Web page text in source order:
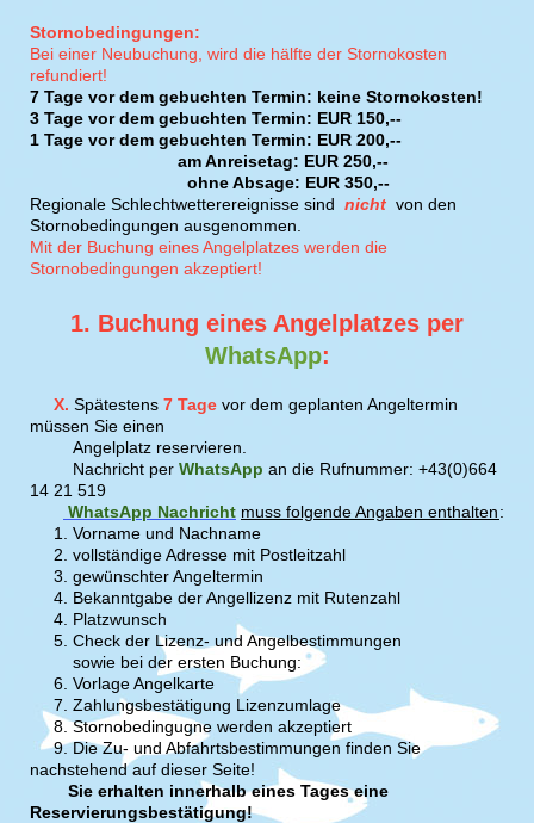
Stornobedingungen:
Bei einer Neubuchung, wird die hälfte der Stornokosten
refundiert!
7 Tage vor dem gebuchten Termin: keine Stornokosten!
3 Tage vor dem gebuchten Termin: EUR 150,--
1 Tage vor dem gebuchten Termin: EUR 200,--
am Anreisetag: EUR 250,--
ohne Absage: EUR 350,--
Regionale Schlechtwetterereignisse sind nicht von den
Stornobedingungen ausgenommen.
Mit der Buchung eines Angelplatzes werden die
Stornobedingungen akzeptiert!
1. Buchung eines Angelplatzes per
WhatsApp:
X. Spätestens 7 Tage vor dem geplanten Angeltermin
müssen Sie einen
Angelplatz reservieren.
Nachricht per WhatsApp an die Rufnummer: +43(0)664
14 21 519
WhatsApp Nachricht muss folgende Angaben enthalten:
1.
Vorname und Nachname
2. vollständige Adresse mit Postleitzahl
3. gewünschter Angeltermin
4. Bekanntgabe der Angellizenz mit Rutenzahl
4. Platzwunsch
5. Check der Lizenz- und Angelbestimmungen
sowie bei der ersten Buchung:
6. Vorlage Angelkarte
7. Zahlungsbestätigung Lizenzumlage
8. Stornobedingugne werden akzeptiert
9.DieZu- und Abfahrtsbestimmungen finden Sie
nachstehend auf dieser Seite!
Sie erhalten innerhalb eines Tages eine
Reservierungsbestätigung!